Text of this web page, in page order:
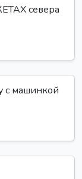
севера
с машинкой